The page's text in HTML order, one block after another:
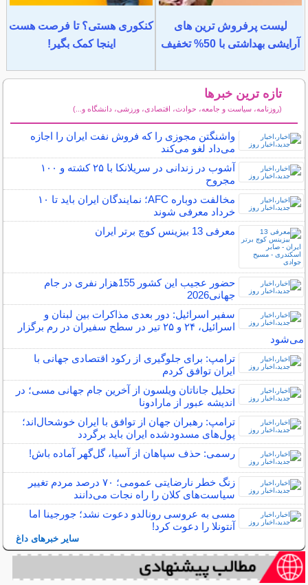
لیست پرفروش ترین های
آرایشی بهداشتی با 50% تخفیف
کنکوری هستی؟ تا فرصت هست
اینجا کمک بگیر!
تازه ترین خبرها
(روزنامه، سیاست و جامعه، حوادث، اقتصادی، ورزشی، دانشگاه و...)
واشنگتن مجوزی را که فروش نفت ایران را اجازه
می‌داد لغو می‌کند
آشوب در زندانی در سریلانکا با ۲۵ کشته و ۱۰۰
مجروح
مخالفت دوباره AFC؛ نمایندگان ایران باید تا ۱۰
خرداد معرفی شوند
معرفی 13 بیزینس کوچ برتر ایران
حضور عجیب این کشور 155هزار نفری در جام
جهانی2026
سفیر اسرائیل: دور بعدی مذاکرات بین لبنان و
اسرائیل، ۲۴ و ۲۵ تیر در سطح سفیران در رم برگزار
می‌شود
ترامپ: برای جلوگیری از رکود اقتصادی جهانی با
ایران توافق کردم
تحلیل جاناتان ویلسون از آخرین جام جهانی مسی؛ در
اندیشه عبور از مارادونا
ترامپ: رهبران جهان از توافق با ایران خوشحال‌اند؛
پول‌های مسدودشده ایران باید برگردد
رسمی: حذف سپاهان از آسیا، گل‌گهر آماده باش!
زنگ خطر نارضایتی عمومی؛ ۷۰ درصد مردم تغییر
سیاست‌های کلان را راه نجات می‌دانند
مسی به عروسی رونالدو دعوت نشد؛ جورجینا اما
آنتونلا را دعوت کرد!
سایر خبرهای داغ